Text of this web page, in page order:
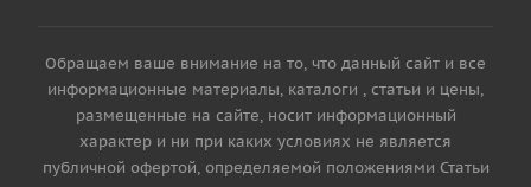
Обращаем ваше внимание на то, что данный сайт и все
информационные материалы, каталоги , статьи и цены,
размещенные на сайте, носит информационный
характер и ни при каких условиях не является
публичной офертой, определяемой положениями Статьи